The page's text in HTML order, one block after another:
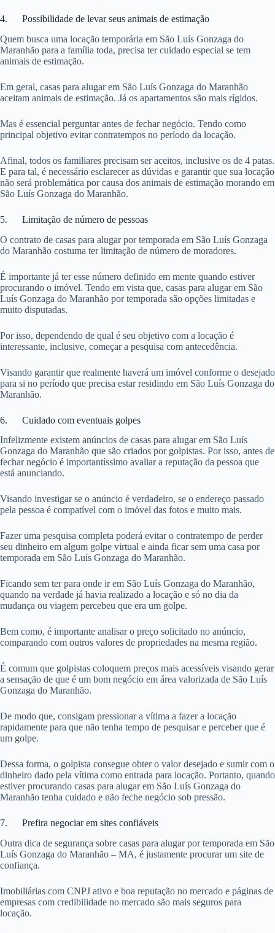
4. Possibilidade de levar seus animais de estimação
Quem busca uma locação temporária em São Luís Gonzaga do
Maranhão para a família toda, precisa ter cuidado especial se tem
animais de estimação.
Em geral, casas para alugar em São Luís Gonzaga do Maranhão
aceitam animais de estimação. Já os apartamentos são mais rígidos.
Mas é essencial perguntar antes de fechar negócio. Tendo como
principal objetivo evitar contratempos no período da locação.
Afinal, todos os familiares precisam ser aceitos, inclusive os de 4 patas.
E para tal, é necessário esclarecer as dúvidas e garantir que sua locação
não será problemática por causa dos animais de estimação morando em
São Luís Gonzaga do Maranhão.
5. Limitação de número de pessoas
O contrato de casas para alugar por temporada em São Luís Gonzaga
do Maranhão costuma ter limitação de número de moradores.
É importante já ter esse número definido em mente quando estiver
procurando o imóvel. Tendo em vista que, casas para alugar em São
Luís Gonzaga do Maranhão por temporada são opções limitadas e
muito disputadas.
Por isso, dependendo de qual é seu objetivo com a locação é
interessante, inclusive, começar a pesquisa com antecedência.
Visando garantir que realmente haverá um imóvel conforme o desejado
para si no período que precisa estar residindo em São Luís Gonzaga do
Maranhão.
6. Cuidado com eventuais golpes
Infelizmente existem anúncios de casas para alugar em São Luís
Gonzaga do Maranhão que são criados por golpistas. Por isso, antes de
fechar negócio é importantíssimo avaliar a reputação da pessoa que
está anunciando.
Visando investigar se o anúncio é verdadeiro, se o endereço passado
pela pessoa é compatível com o imóvel das fotos e muito mais.
Fazer uma pesquisa completa poderá evitar o contratempo de perder
seu dinheiro em algum golpe virtual e ainda ficar sem uma casa por
temporada em São Luís Gonzaga do Maranhão.
Ficando sem ter para onde ir em São Luís Gonzaga do Maranhão,
quando na verdade já havia realizado a locação e só no dia da
mudança ou viagem percebeu que era um golpe.
Bem como, é importante analisar o preço solicitado no anúncio,
comparando com outros valores de propriedades na mesma região.
É comum que golpistas coloquem preços mais acessíveis visando gerar
a sensação de que é um bom negócio em área valorizada de São Luís
Gonzaga do Maranhão.
De modo que, consigam pressionar a vítima a fazer a locação
rapidamente para que não tenha tempo de pesquisar e perceber que é
um golpe.
Dessa forma, o golpista consegue obter o valor desejado e sumir com o
dinheiro dado pela vítima como entrada para locação. Portanto, quando
estiver procurando casas para alugar em São Luís Gonzaga do
Maranhão tenha cuidado e não feche negócio sob pressão.
7. Prefira negociar em sites confiáveis
Outra dica de segurança sobre casas para alugar por temporada em São
Luís Gonzaga do Maranhão – MA, é justamente procurar um site de
confiança.
Imobiliárias com CNPJ ativo e boa reputação no mercado e páginas de
empresas com credibilidade no mercado são mais seguros para
locação.